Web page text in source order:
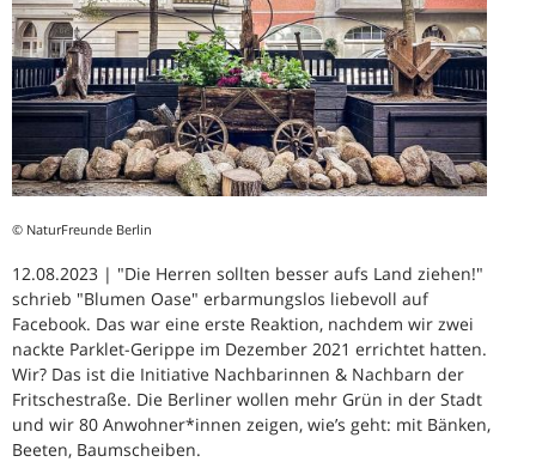
© NaturFreunde Berlin
12.08.2023 | "Die Herren sollten besser aufs Land ziehen!"
schrieb "Blumen Oase" erbarmungslos liebevoll auf
Facebook. Das war eine erste Reaktion, nachdem wir zwei
nackte Parklet-Gerippe im Dezember 2021 errichtet hatten.
Wir? Das ist die Initiative Nachbarinnen & Nachbarn der
Fritschestraße. Die Berliner wollen mehr Grün in der Stadt
und wir 80 Anwohner*innen zeigen, wie’s geht: mit Bänken,
Beeten, Baumscheiben.